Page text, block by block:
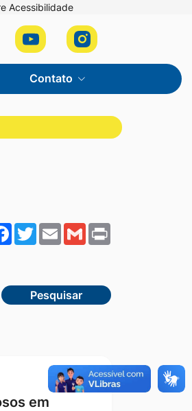
Acessibilidade
Acessar
a
Rede
Social
Youtube
Acessar
a
Rede
Social
Instagram
Contato
Facebook
Twitter
EmailGmail
Pesquisar
em